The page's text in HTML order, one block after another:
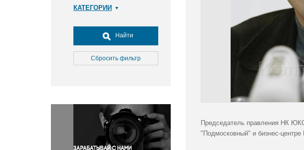
КАТЕГОРИИ
Досуг, туризм и отдых
Культура
Медицина
Окружающая среда
Политика
Правосудие
Происшествия и конфликты
Найти
Сбросить фильтр
Председатель правления НК
"Подмосковный" и бизнес-